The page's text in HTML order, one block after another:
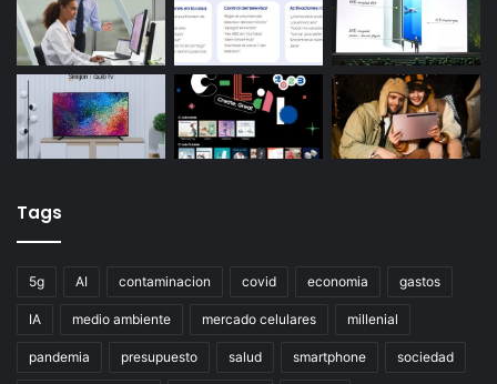
Tags
5g AI contaminacion covid economia gastos
IA medio ambiente mercado celulares millenial
pandemia presupuesto salud smartphone sociedad